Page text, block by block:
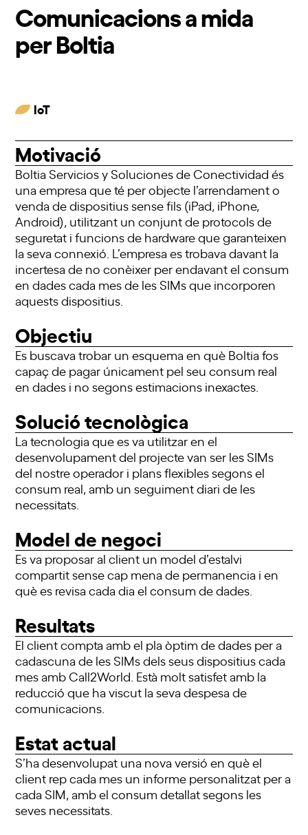
Comunicacions a mida
per Boltia
IoT
Motivació
Boltia Servicios y Soluciones de Conectividad és
una empresa que té per objecte l’arrendament o
venda de dispositius sense fils (iPad, iPhone,
Android), utilitzant un conjunt de protocols de
seguretat i funcions de hardware que garanteixen
la seva connexió. L’empresa es trobava davant la
incertesa de no conèixer per endavant el consum
en dades cada mes de les SIMs que incorporen
aquests dispositius.
Objectiu
Es buscava trobar un esquema en què Boltia fos
capaç de pagar únicament pel seu consum real
en dades i no segons estimacions inexactes.
Solució tecnològica
La tecnologia que es va utilitzar en el
desenvolupament del projecte van ser les SIMs
del nostre operador i plans flexibles segons el
consum real, amb un seguiment diari de les
necessitats.
Model de negoci
Es va proposar al client un model d’estalvi
compartit sense cap mena de permanencia i en
què es revisa cada dia el consum de dades.
Resultats
El client compta amb el pla òptim de dades per a
cadascuna de les SIMs dels seus dispositius cada
mes amb Call2World. Està molt satisfet amb la
reducció que ha viscut la seva despesa de
comunicacions.
Estat actual
S’ha desenvolupat una nova versió en què el
client rep cada mes un informe personalitzat per a
cada SIM, amb el consum detallat segons les
seves necessitats.